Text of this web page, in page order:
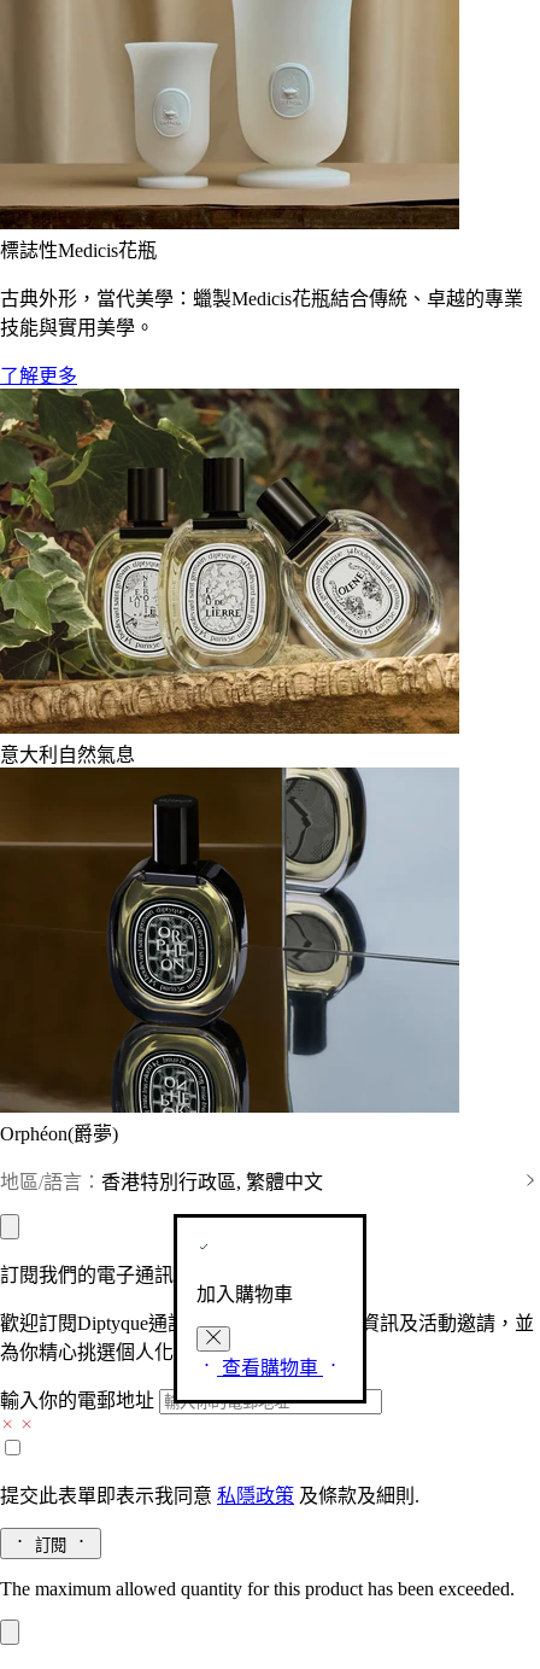
標誌性Medicis花瓶
古典外形，當代美學：蠟製Medicis花瓶結合傳統、卓越的專業
技能與實用美學。
了解更多
意大利自然氣息
Orphéon(爵夢)
地區/語言： 香港特別行政區, 繁體中文
加入購物車
查看購物車
訂閱我們的電子通訊
歡迎訂閱Diptyque通訊，接收品牌最新產品資訊及活動邀請，並
為你精心挑選個人化的驚喜及禮物。
輸入你的電郵地址
提交此表單即表示我同意 私隱政策 及條款及細則.
訂閱
The maximum allowed quantity for this product has been exceeded.